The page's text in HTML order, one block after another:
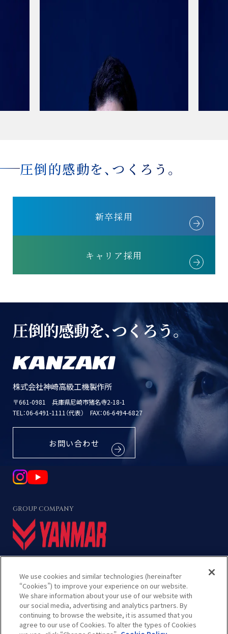
経営統括部 ⼈事労務グループ
（2024年 キャリア入社）
圧倒的感動を、つくろう。
新卒採用
キャリア採用
株式会社神崎高級工機製作所
〒661-0981 兵庫県尼崎市猪名寺2-18-1
TEL：06-6491-1111（代表） FAX：06-6494-6827
お問い合わせ
GROUP COMPANY
当サイトのご利用について
プライバシーポリシー
クッキーポリシー
サイトマップ
圧倒的感動を、つくろう。
We use cookies and similar technologies (hereinafter
“Cookies”) to improve your experience on our website.
We share information about your use of our website with
our social media, advertising and analytics partners. By
continuing to browse the website, it is assumed that you
agree to our use of Cookies. To alter the types of Cookies